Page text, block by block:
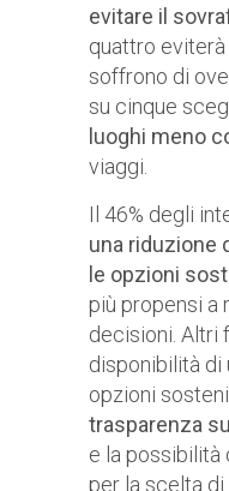
evitare il
quattro
soffrono di
su cinque
luoghi meno
viaggi.
Il 46% degli
una riduzione
le opzioni
più propensi a
decisioni. Altri
disponibilità di
opzioni
trasparenza
e la possibilità
per la scelta di